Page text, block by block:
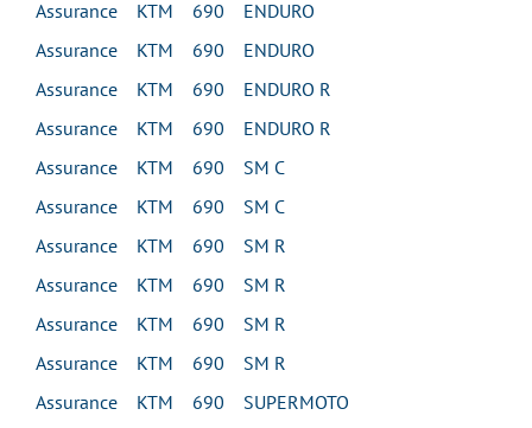
Assurance KTM 690 ENDURO
Assurance KTM 690 ENDURO
Assurance KTM 690 ENDURO R
Assurance KTM 690 ENDURO R
Assurance KTM 690 SM C
Assurance KTM 690 SM C
Assurance KTM 690 SM R
Assurance KTM 690 SM R
Assurance KTM 690 SM R
Assurance KTM 690 SM R
Assurance KTM 690 SUPERMOTO